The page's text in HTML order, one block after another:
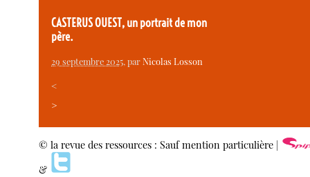
CASTERUS OUEST, un portrait de mon
père.
29 septembre 2025, parNicolas Losson
<
>
© la revue des ressources : Sauf mention particulière |
&